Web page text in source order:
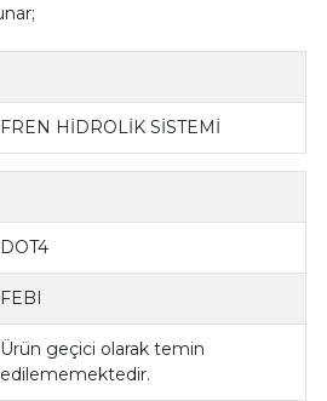
FREN HİDROLİK SİSTEMİ
DOT4
FEBI
Ürün geçici olarak temin
edilememektedir.